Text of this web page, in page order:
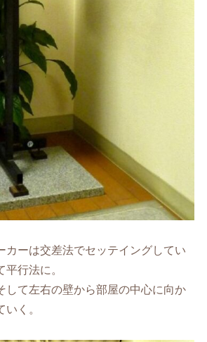
カーは交差法でセッテイングしてい
行法に。
して左右の壁から部屋の中心に向か
く。